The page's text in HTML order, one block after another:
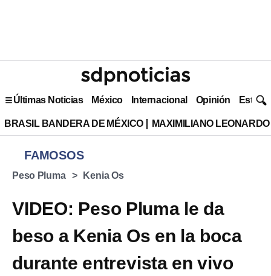
Últimas Noticias México Internacional Opinión Estilo
BRASIL BANDERA DE MÉXICO MAXIMILIANO
FAMOSOS
Peso Pluma Kenia Os
VIDEO: Peso Pluma le da
beso a Kenia Os en la boca
durante entrevista en vivo